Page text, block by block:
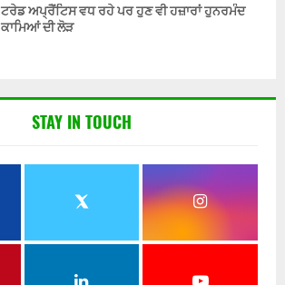
ਟਰੇਡ ਅਪ੍ਰੈਂਟਿਸ ਵਧ ਰਹੇ ਪਰ ਹੁਣ ਵੀ ਹਜ਼ਾਰਾਂ ਹੁਨਰਮੰਦ
ਕਾਮਿਆਂ ਦੀ ਲੋੜ
STAY IN TOUCH